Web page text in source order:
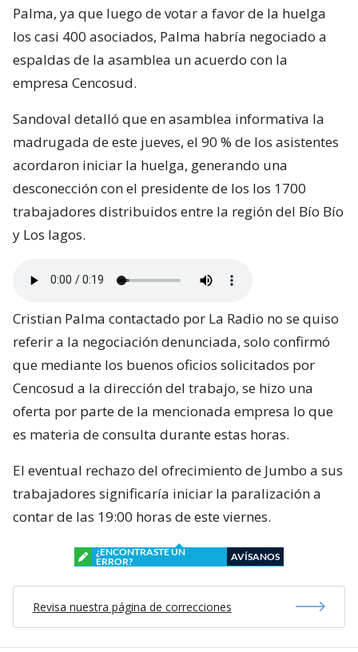
Palma, ya que luego de votar a favor de la huelga
los casi 400 asociados, Palma habría negociado a
espaldas de la asamblea un acuerdo con la
empresa Cencosud.
Sandoval detalló que en asamblea informativa la
madrugada de este jueves, el 90 % de los asistentes
acordaron iniciar la huelga, generando una
desconección con el presidente de los los 1700
trabajadores distribuidos entre la región del Bío Bío
y Los lagos.
Cristian Palma contactado por La Radio no se quiso
referir a la negociación denunciada, solo confirmó
que mediante los buenos oficios solicitados por
Cencosud a la dirección del trabajo, se hizo una
oferta por parte de la mencionada empresa lo que
es materia de consulta durante estas horas.
El eventual rechazo del ofrecimiento de Jumbo a sus
trabajadores significaría iniciar la paralización a
contar de las 19:00 horas de este viernes.
¿ENCONTRASTE UN
ERROR?
AVÍSANOS
Revisa nuestra página de correcciones